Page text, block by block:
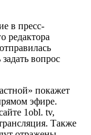
в пресс-
редактора
вопрос
покажет
эфире.
1obl. tv,
Также